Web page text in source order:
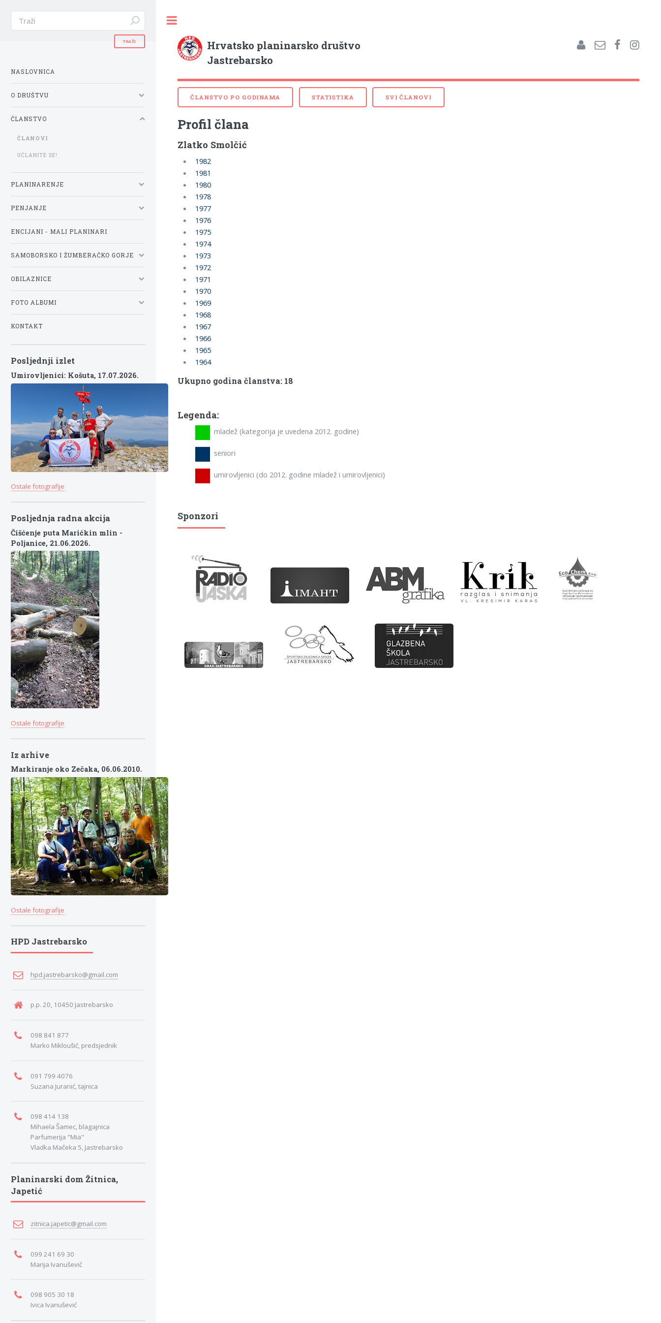
Hrvatsko planinarsko društvo
Jastrebarsko
ČLANSTVO PO GODINAMA STATISTIKA SVI ČLANOVI
Profil člana
Zlatko Smolčić
1982
1981
1980
1978
1977
1976
1975
1974
1973
1972
1971
1970
1969
1968
1967
1966
1965
1964
Ukupno godina članstva: 18
Legenda:
mladež (kategorija je uvedena 2012. godine)
seniori
umirovljenici (do 2012. godine mladež i umirovljenici)
Sponzori
NASLOVNICA
O DRUŠTVU
ČLANSTVO
ČLANOVI
UČLANITE SE!
PLANINARENJE
PENJANJE
ENCIJANI - MALI PLANINARI
SAMOBORSKO I ŽUMBERAČKO GORJE
OBILAZNICE
FOTO ALBUMI
KONTAKT
Posljednji izlet
Umirovljenici: Košuta, 17.07.2026.
Ostale fotografije
Posljednja radna akcija
Čišćenje puta Marićkin mlin -
Poljanice, 21.06.2026.
Ostale fotografije
Iz arhive
Markiranje oko Zečaka, 06.06.2010.
Ostale fotografije
HPD Jastrebarsko
hpd.jastrebarsko@gmail.com
p.p. 20, 10450 Jastrebarsko
098 841 877
Marko Mikloušić, predsjednik
091 799 4076
Suzana Juranić, tajnica
098 414 138
Mihaela Šamec, blagajnica
Parfumerija "Mia"
Vladka Mačeka 5, Jastrebarsko
Planinarski dom Žitnica,
Japetić
zitnica.japetic@gmail.com
099 241 69 30
Marija Ivanušević
098 905 30 18
Ivica Ivanušević